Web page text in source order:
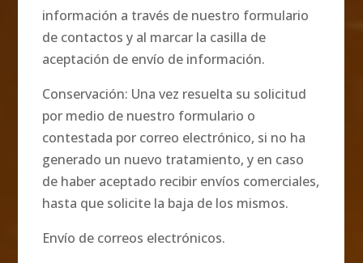
información a través de nuestro formulario
de contactos y al marcar la casilla de
aceptación de envío de información.
Conservación: Una vez resuelta su solicitud
por medio de nuestro formulario o
contestada por correo electrónico, si no ha
generado un nuevo tratamiento, y en caso
de haber aceptado recibir envíos comerciales,
hasta que solicite la baja de los mismos.
Envío de correos electrónicos.